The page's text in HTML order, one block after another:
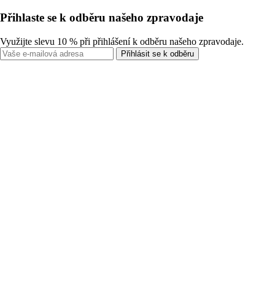
Přihlaste se k odběru našeho zpravodaje
Využijte slevu 10 % při přihlášení k odběru našeho zpravodaje.
Přihlásit se k odběru